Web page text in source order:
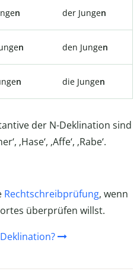
n der Jungen
n den Jungen
n die Jungen
der N-Deklination sind
‚Hase‘, ‚Affe‘, ‚Rabe‘.
Rechtschreibprüfung, wenn
überprüfen willst.